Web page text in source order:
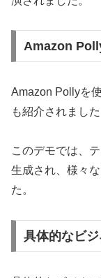
Amazon
Amazon Pollyを
も紹介されました
このデモでは、
生成され、様々
た。
具体的なビ